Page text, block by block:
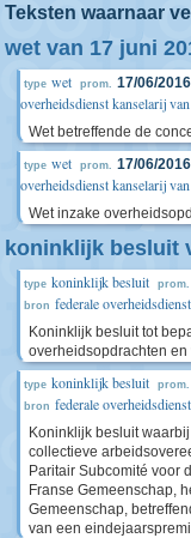
Teksten waarnaar
wet van 17 juni
type wet prom. 17/06/2016
overheidsdienst kanselarij
Wet betreffende de
type wet prom. 17/06/2016
overheidsdienst kanselarij
Wet inzake
koninklijk besluit
type koninklijk besluit prom.
bron federale
Koninklijk besluit tot
overheidsopdrachten
type koninklijk besluit prom.
bron federale
Koninklijk besluit
collectieve
Paritair Subcomité voor
Franse Gemeenschap,
Gemeenschap,
van een